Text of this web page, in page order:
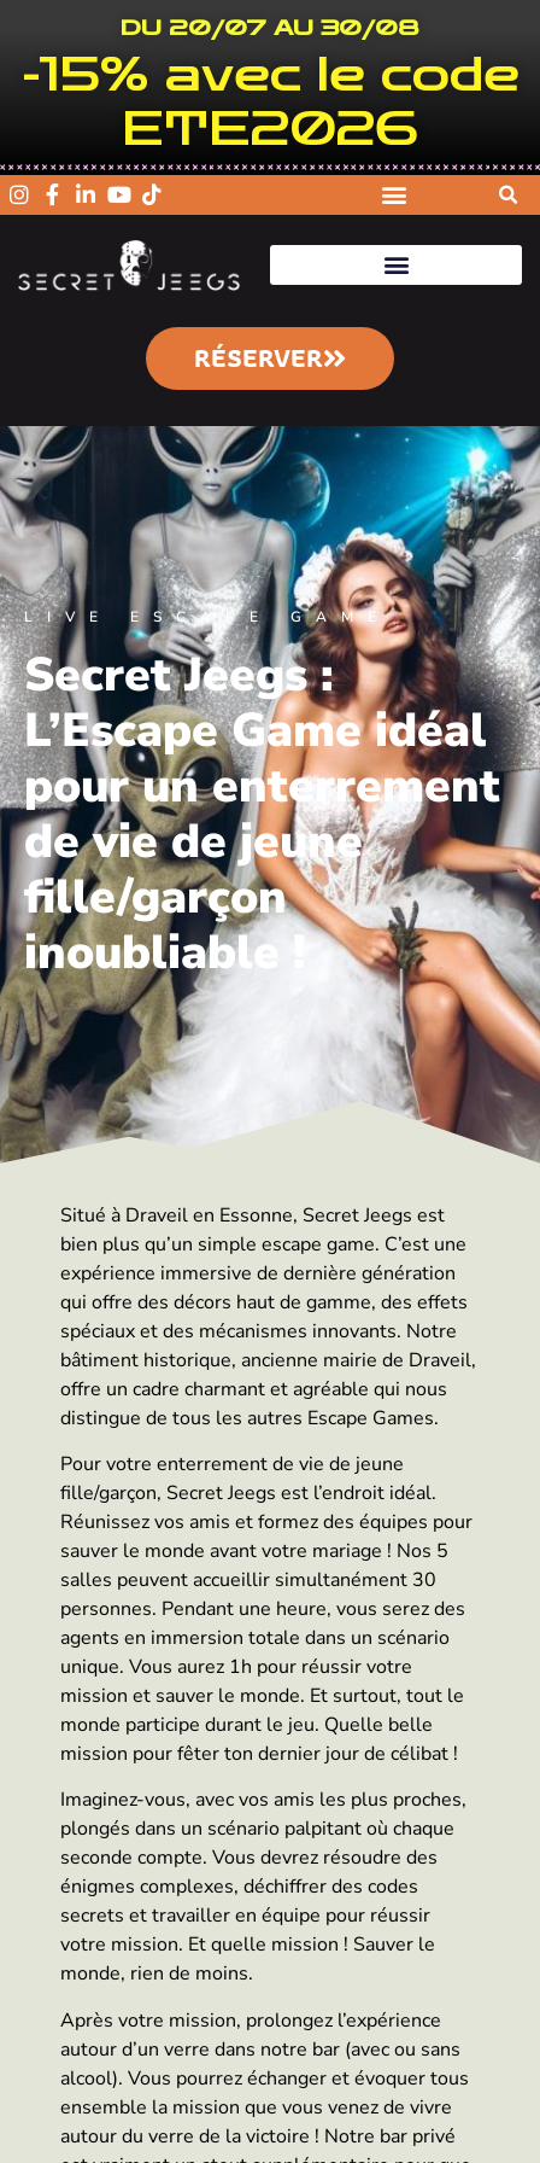
DU 20/07 AU 30/08
-15% avec le code
ETE2026
RÉSERVER
LIVE ESCAPE GAME
Secret Jeegs :
L’Escape Game idéal
pour un enterrement
de vie de jeune
fille/garçon
inoubliable !
Situé à Draveil en Essonne, Secret Jeegs est
bien plus qu’un simple escape game. C’est une
expérience immersive de dernière génération
qui offre des décors haut de gamme, des effets
spéciaux et des mécanismes innovants. Notre
bâtiment historique, ancienne mairie de Draveil,
offre un cadre charmant et agréable qui nous
distingue de tous les autres Escape Games.
Pour votre enterrement de vie de jeune
fille/garçon, Secret Jeegs est l’endroit idéal.
Réunissez vos amis et formez des équipes pour
sauver le monde avant votre mariage ! Nos 5
salles peuvent accueillir simultanément 30
personnes. Pendant une heure, vous serez des
agents en immersion totale dans un scénario
unique. Vous aurez 1h pour réussir votre
mission et sauver le monde. Et surtout, tout le
monde participe durant le jeu. Quelle belle
mission pour fêter ton dernier jour de célibat !
Imaginez-vous, avec vos amis les plus proches,
plongés dans un scénario palpitant où chaque
seconde compte. Vous devrez résoudre des
énigmes complexes, déchiffrer des codes
secrets et travailler en équipe pour réussir
votre mission. Et quelle mission ! Sauver le
monde, rien de moins.
Après votre mission, prolongez l’expérience
autour d’un verre dans notre bar (avec ou sans
alcool). Vous pourrez échanger et évoquer tous
ensemble la mission que vous venez de vivre
autour du verre de la victoire ! Notre bar privé